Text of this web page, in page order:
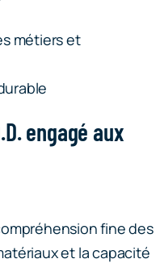
métiers et
engagé aux
fine des
et la capacité